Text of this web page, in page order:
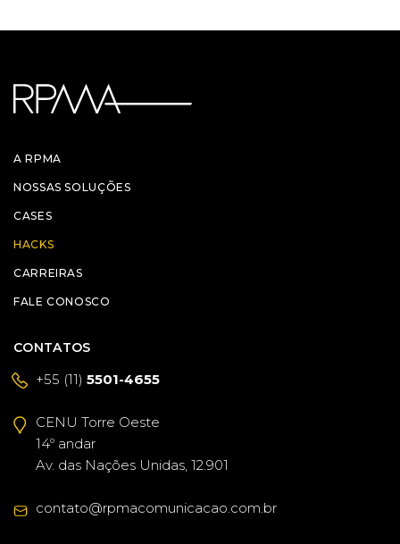
A RPMA
NOSSAS SOLUÇÕES
CASES
HACKS
CARREIRAS
FALE CONOSCO
CONTATOS
+55 (11) 5501-4655
CENU Torre Oeste
14º andar
Av. das Nações Unidas, 12.901
contato@rpmacomunicacao.com.br